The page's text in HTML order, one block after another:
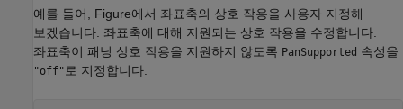
예를 들어, Figure에서 좌표축의 상호 작용을 사용자 지정해
보겠습니다. 좌표축에 대해 지원되는 상호 작용을 수정합니다.
좌표축이 패닝 상호 작용을 지원하지 않도록 PanSupported 속성을
"off" 로 지정합니다.